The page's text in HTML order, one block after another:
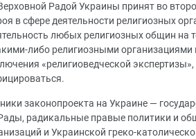
Радой Украины принят во
в сфере деятельности религиозных
любых религиозных общин на
либо религиозными организациями
«религиоведческой
законопроекта на Украине —
радикальные правые политики и
и Украинской греко-